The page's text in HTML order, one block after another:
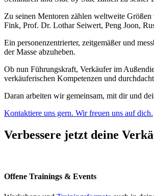
Zu seinen Mentoren zählen weltweite
Fink, Prof. Dr. Lothar Seiwert, Peng Joon,
Ein personenzentrierter, zeitgemäßer und
der Masse abzuheben.
Ob nun Führungskraft, Verkäufer im
verkäuferischen Kompetenzen und
Daran arbeiten wir gemeinsam, mit dir und
Kontaktiere uns gern. Wir freuen uns auf dich.
Verbessere jetzt deine
Offene Trainings & Events